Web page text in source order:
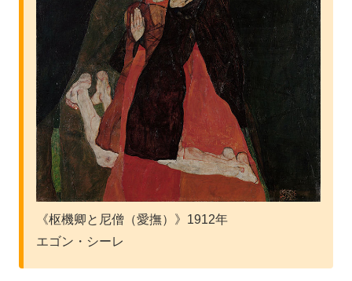
《枢機卿と尼僧（愛撫）》1912年
エゴン・シーレ